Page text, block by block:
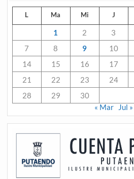
L Ma Mi J
1 2 3
7
8 9 10
14
15 16 17
21
22 23 24
28
29
30
« Mar
Jul »